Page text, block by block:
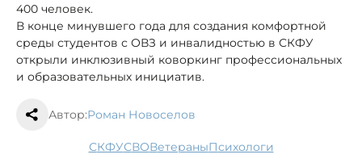
400 человек.
В конце минувшего года для создания комфортной
среды студентов с ОВЗ и инвалидностью в СКФУ
открыли инклюзивный коворкинг профессиональных
и образовательных инициатив.
Автор:Роман Новоселов
СКФУ СВО ветераны психологи